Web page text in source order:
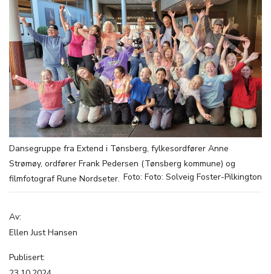
Dansegruppe fra Extend i Tønsberg, fylkesordfører Anne
Strømøy, ordfører Frank Pedersen (Tønsberg kommune) og
filmfotograf Rune Nordseter. Foto: Foto: Solveig Foster-Pilkington
Av:
Ellen Just Hansen
Publisert: